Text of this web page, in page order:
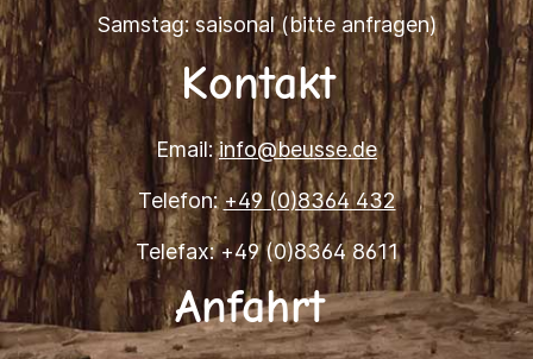
Samstag: saisonal (bitte anfragen)
Kontakt
Email:info@beusse.de
Telefon:+49 (0)8364 432
Telefax: +49 (0)8364 8611
Anfahrt